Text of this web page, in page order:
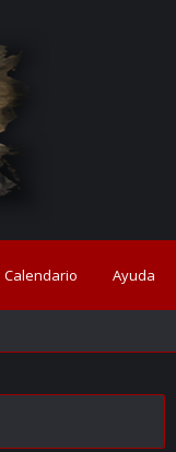
Calendario Ayuda